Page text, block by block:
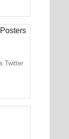
Twitter